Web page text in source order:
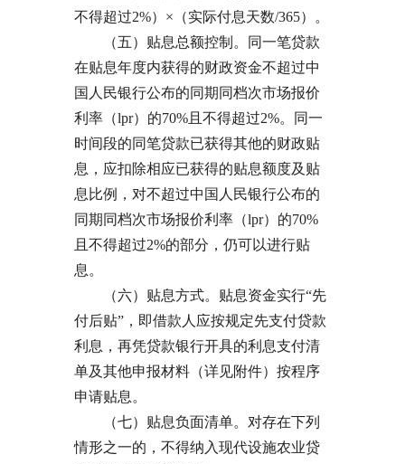
不得超过2%）×（实际付息天数/365）。
（五）贴息总额控制。同一笔贷款
在贴息年度内获得的财政资金不超过中
国人民银行公布的同期同档次市场报价
利率（lpr）的70%且不得超过2%。同一
时间段的同笔贷款已获得其他的财政贴
息，应扣除相应已获得的贴息额度及贴
息比例，对不超过中国人民银行公布的
同期同档次市场报价利率（lpr）的70%
且不得超过2%的部分，仍可以进行贴
息。
（六）贴息方式。贴息资金实行“先
付后贴”，即借款人应按规定先支付贷款
利息，再凭贷款银行开具的利息支付清
单及其他申报材料（详见附件）按程序
申请贴息。
（七）贴息负面清单。对存在下列
情形之一的，不得纳入现代设施农业贷